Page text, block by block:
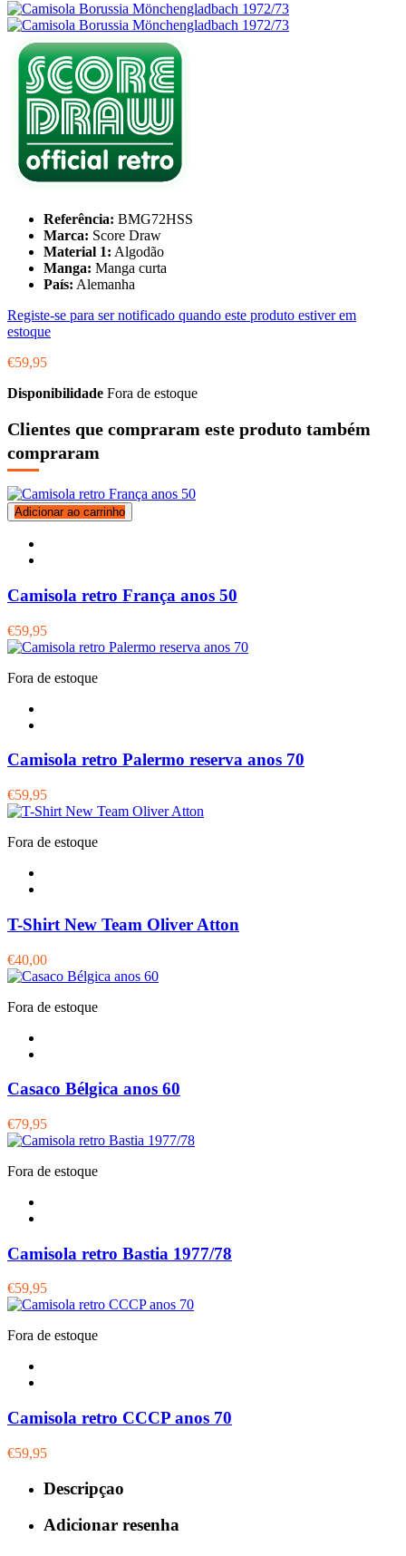
Referência: BMG72HSS
Marca: Score Draw
Material 1: Algodão
Manga: Manga curta
País: Alemanha
Registe-se para ser notificado quando este produto estiver em
estoque
€59,95
Disponibilidade Fora de estoque
Clientes que compraram este produto também
compraram
Adicionar ao carrinho
Camisola retro França anos 50
€59,95
Fora de estoque
Camisola retro Palermo reserva anos 70
€59,95
Fora de estoque
T-Shirt New Team Oliver Atton
€40,00
Fora de estoque
Casaco Bélgica anos 60
€79,95
Fora de estoque
Camisola retro Bastia 1977/78
€59,95
Fora de estoque
Camisola retro CCCP anos 70
€59,95
Descripçao
Adicionar resenha